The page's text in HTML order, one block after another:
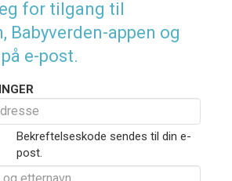
for tilgang til
Babyverden-appen og
e-post.
Bekreftelseskode sendes til din e-
post.